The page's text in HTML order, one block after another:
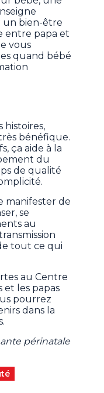
un bien-être
entre papa et
vous
quand bébé
histoires,
bénéfique.
ça aide à la
du
de qualité
manifester de
se
au
tout ce qui
au Centre
et les papas
pourrez
dans la
périnatale